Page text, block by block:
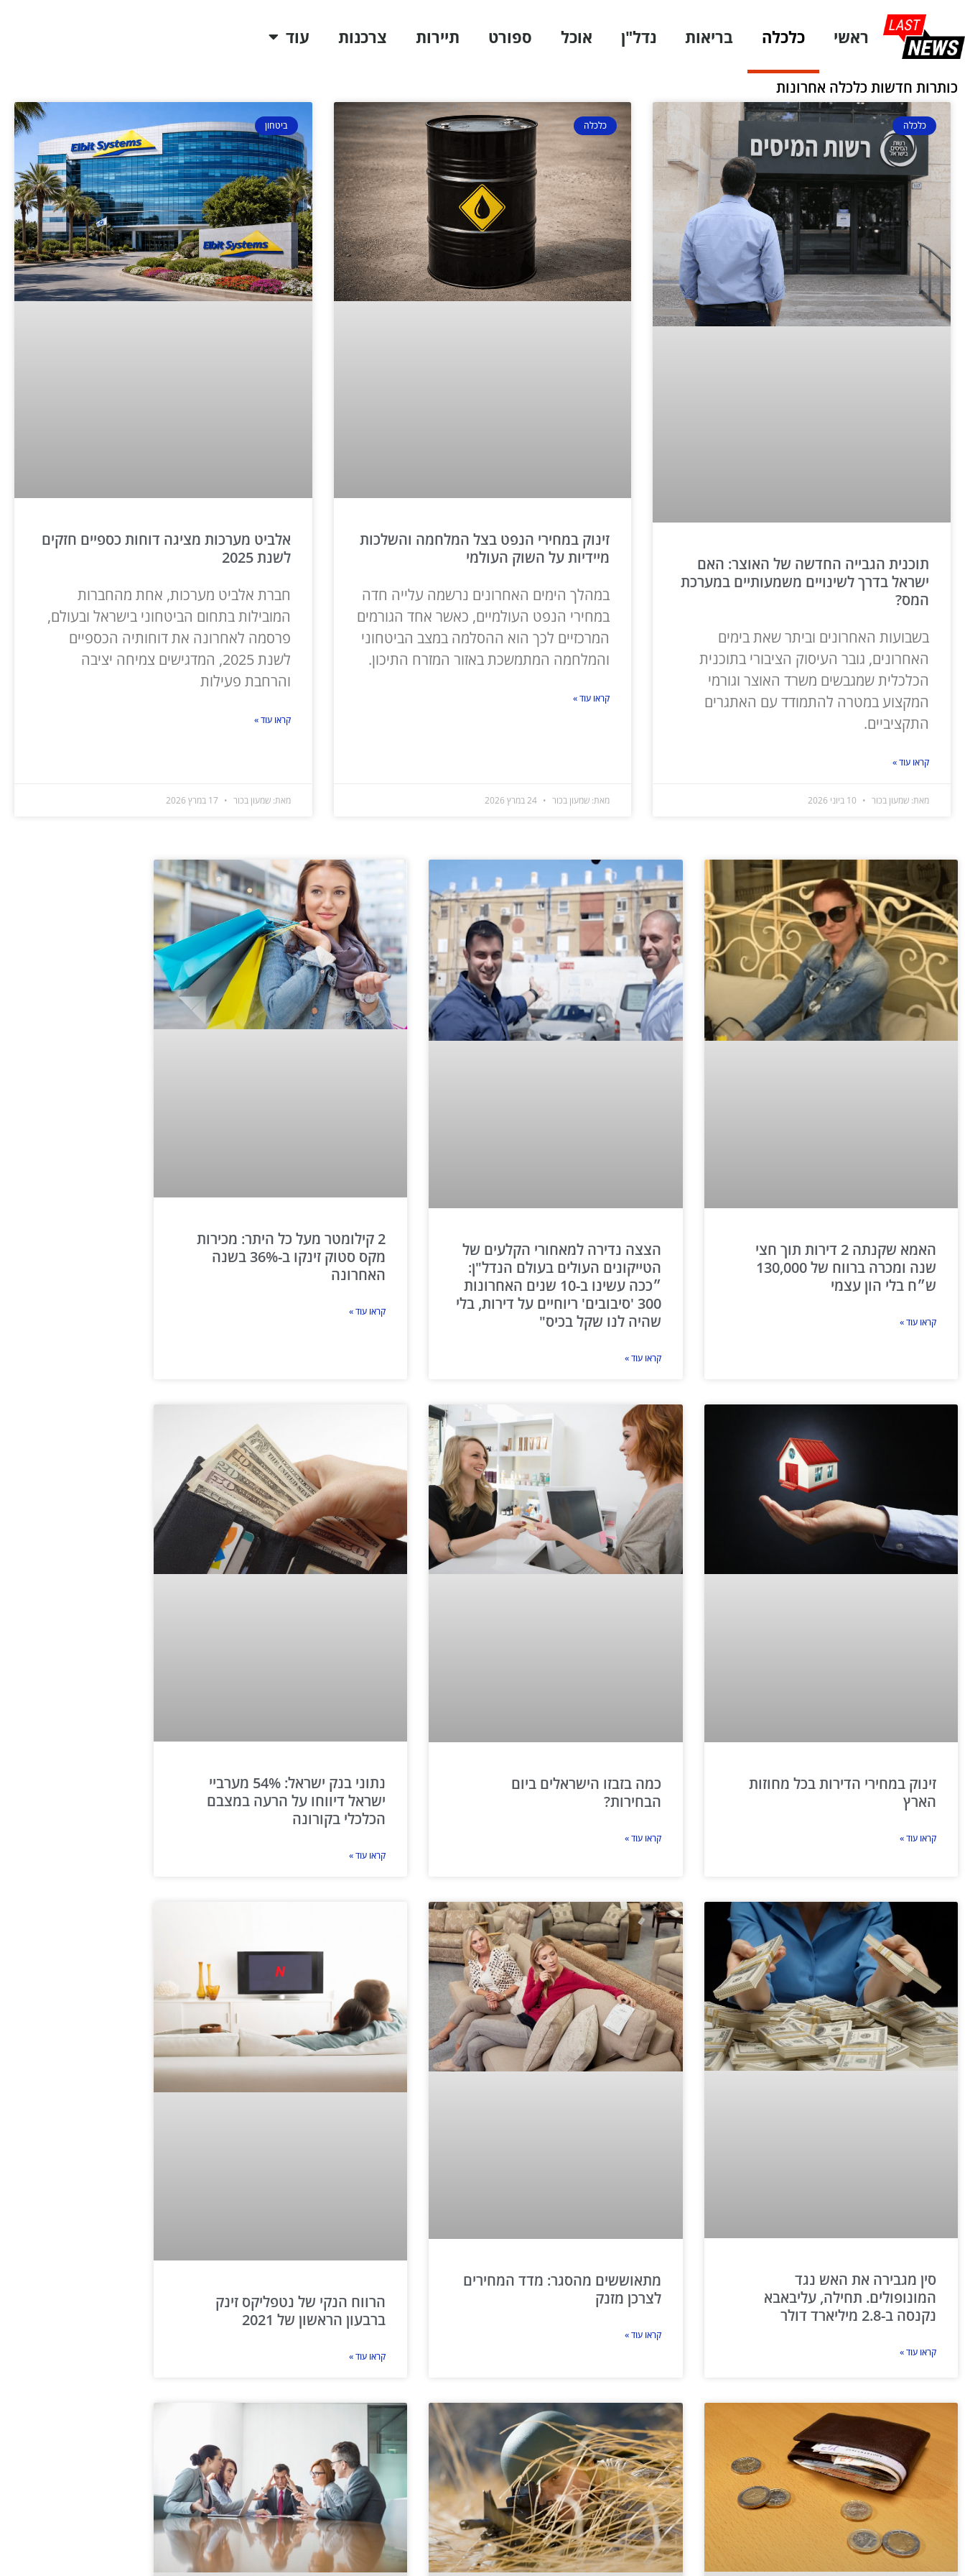
ראשי כלכלה בריאות נדל"ן אוכל ספורט תיירות צרכנות עוד
כותרות חדשות כלכלה אחרונות
כלכלה
תוכנית הגבייה החדשה של האוצר: האם
ישראל בדרך לשינויים משמעותיים במערכת
המס?
בשבועות האחרונים וביתר שאת בימים
האחרונים, גובר העיסוק הציבורי בתוכנית
הכלכלית שמגבשים משרד האוצר וגורמי
המקצוע במטרה להתמודד עם האתגרים
התקציביים.
קראו עוד »
מאת: שמעון בכור
כלכלה
זינוק במחירי הנפט בצל המלחמה והשלכות
מיידיות על השוק העולמי
במהלך הימים האחרונים נרשמה עלייה חדה
במחירי הנפט העולמיים, כאשר אחד הגורמים
המרכזיים לכך הוא ההסלמה במצב הביטחוני
והמלחמה המתמשכת באזור המזרח התיכון.
קראו עוד »
מאת: שמעון בכור
ביטחון
אלביט מערכות מציגה דוחות כספיים חזקים
לשנת 2025
חברת אלביט מערכות, אחת מהחברות
המובילות בתחום הביטחוני בישראל ובעולם,
פרסמה לאחרונה את דוחותיה הכספיים
לשנת 2025, המדגישים צמיחה יציבה
והרחבת פעילות
קראו עוד »
מאת: שמעון בכור
האמא שקנתה 2 דירות תוך חצי
שנה ומכרה ברווח של 130,000
ש״ח בלי הון עצמי
קראו עוד »
הצצה נדירה למאחורי הקלעים של
הטייקונים העולים בעולם הנדל"ן:
״ככה עשינו ב-10 שנים האחרונות
300 'סיבובים' ריוחיים על דירות, בלי
שהיה לנו שקל בכיס"
קראו עוד »
2 קילומטר מעל כל היתר: מכירות
מקס סטוק זינקו ב-36% בשנה
האחרונה
קראו עוד »
זינוק במחירי הדירות בכל מחוזות
הארץ
קראו עוד »
כמה בזבזו הישראלים ביום
הבחירות?
קראו עוד »
נתוני בנק ישראל: 54% מערביי
ישראל דיווחו על הרעה במצבם
הכלכלי בקורונה
קראו עוד »
סין מגבירה את האש נגד
המונופולים. תחילה, עליבאבא
נקנסה ב-2.8 מיליארד דולר
קראו עוד »
מתאוששים מהסגר: מדד המחירים
לצרכן מזנק
קראו עוד »
הרווח הנקי של נטפליקס זינק
ברבעון הראשון של 2021
קראו עוד »